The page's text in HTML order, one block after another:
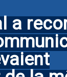
a